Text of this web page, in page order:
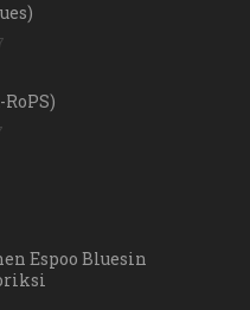
RoPS)
Espoo Bluesin